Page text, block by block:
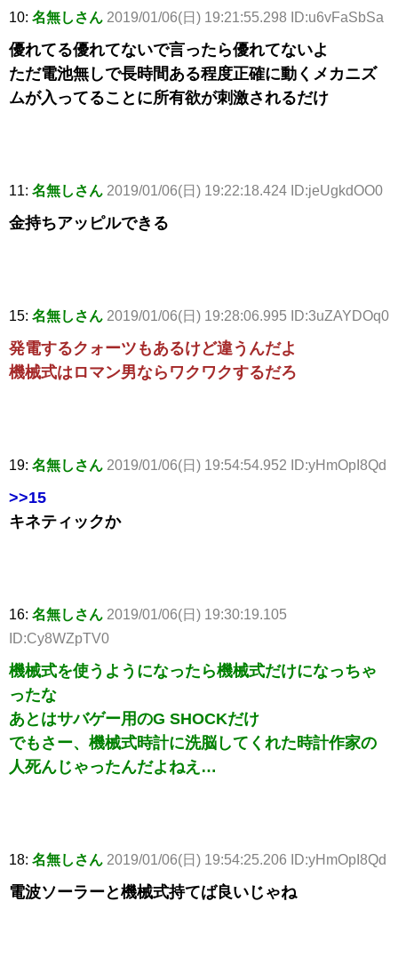
10: 名無しさん 2019/01/06(日) 19:21:55.298 ID:u6vFaSbSa
優れてる優れてないで言ったら優れてないよ
ただ電池無しで長時間ある程度正確に動くメカニズ
ムが入ってることに所有欲が刺激されるだけ
11: 名無しさん 2019/01/06(日) 19:22:18.424 ID:jeUgkdOO0
金持ちアッピルできる
15: 名無しさん 2019/01/06(日) 19:28:06.995 ID:3uZAYDOq0
発電するクォーツもあるけど違うんだよ
機械式はロマン男ならワクワクするだろ
19: 名無しさん 2019/01/06(日) 19:54:54.952 ID:yHmOpI8Qd
>>15
キネティックか
16: 名無しさん 2019/01/06(日) 19:30:19.105
ID:Cy8WZpTV0
機械式を使うようになったら機械式だけになっちゃ
ったな
あとはサバゲー用のG SHOCKだけ
でもさー、機械式時計に洗脳してくれた時計作家の
人死んじゃったんだよねえ…
18: 名無しさん 2019/01/06(日) 19:54:25.206 ID:yHmOpI8Qd
電波ソーラーと機械式持てば良いじゃね